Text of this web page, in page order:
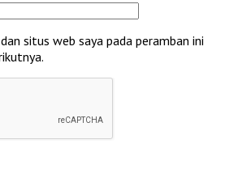
situs web saya pada peramban ini